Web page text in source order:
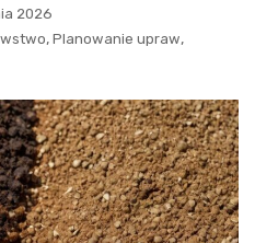
2026
, Planowanie upraw,